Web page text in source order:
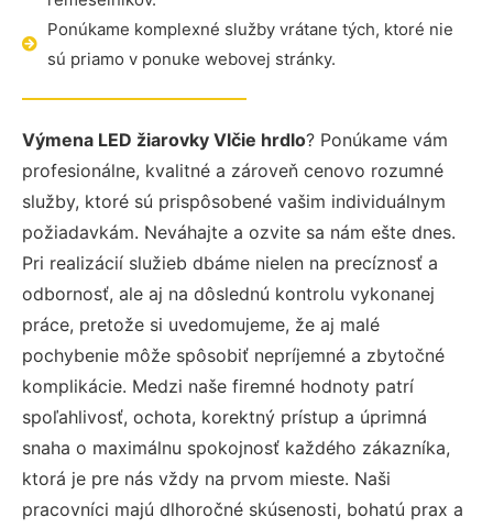
Ponúkame komplexné služby vrátane tých, ktoré nie
sú priamo v ponuke webovej stránky.
Výmena LED žiarovky Vlčie hrdlo? Ponúkame vám
profesionálne, kvalitné a zároveň cenovo rozumné
služby, ktoré sú prispôsobené vašim individuálnym
požiadavkám. Neváhajte a ozvite sa nám ešte dnes.
Pri realizácií služieb dbáme nielen na precíznosť a
odbornosť, ale aj na dôslednú kontrolu vykonanej
práce, pretože si uvedomujeme, že aj malé
pochybenie môže spôsobiť nepríjemné a zbytočné
komplikácie. Medzi naše firemné hodnoty patrí
spoľahlivosť, ochota, korektný prístup a úprimná
snaha o maximálnu spokojnosť každého zákazníka,
ktorá je pre nás vždy na prvom mieste. Naši
pracovníci majú dlhoročné skúsenosti, bohatú prax a